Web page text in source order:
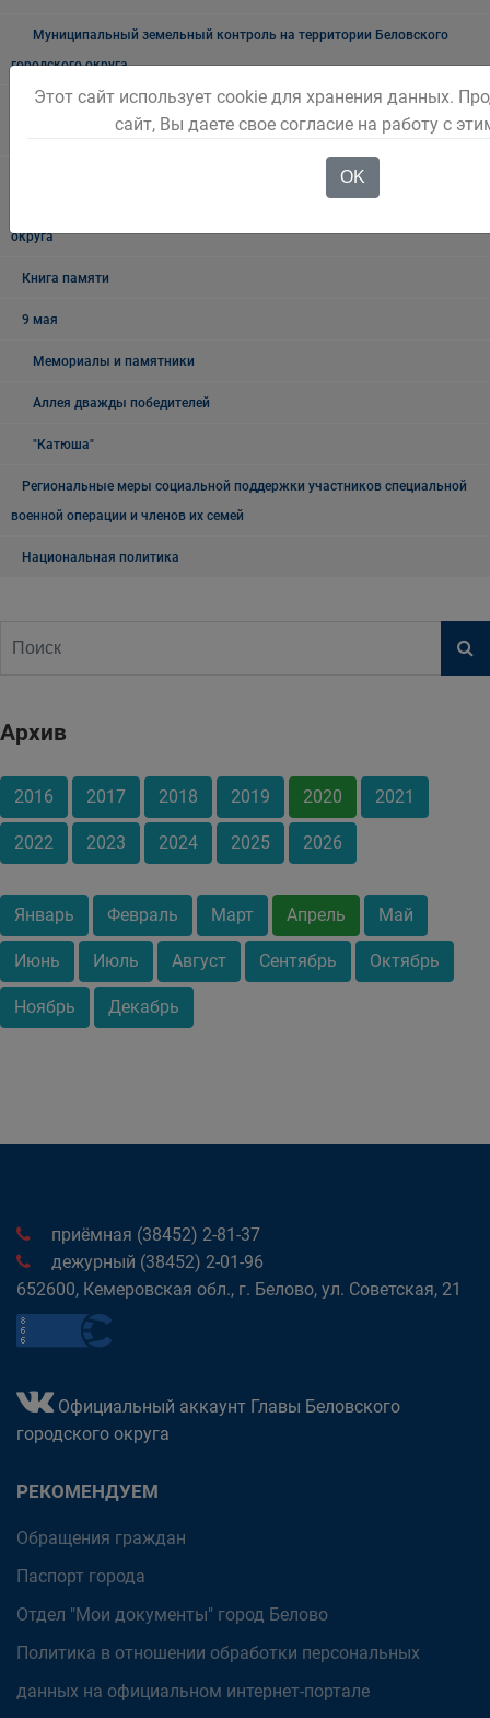
Муниципальный земельный контроль на территории Беловского
городского округа
Межведомственная антинаркотическая комиссии в Беловском
Наблюдательная комиссия по социальной адаптации лиц,
округа
Книга памяти
9 мая
Мемориалы и памятники
Аллея дважды победителей
"Катюша"
Региональные меры социальной поддержки участников специальной
военной операции и членов их семей
Национальная политика
Архив
2016 2017 2018 2019 2020 2021
2022 2023 2024 2025 2026
Январь Февраль Март Апрель Май
Июнь Июль Август Сентябрь Октябрь
Ноябрь Декабрь
приёмная (38452) 2-81-37
дежурный (38452) 2-01-96
652600, Кемеровская обл., г. Белово, ул. Советская, 21
Официальный аккаунт Главы Беловского
городского округа
РЕКОМЕНДУЕМ
Обращения граждан
Паспорт города
Отдел "Мои документы" город Белово
Политика в отношении обработки персональных
данных на официальном интернет-портале
Этот сайт использует cookie для хранения данных.
сайт, Вы даете свое согласие на работу с
OK